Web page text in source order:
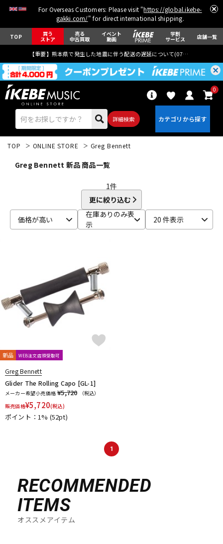
For Overseas Customers: Please visit "https://global.ikebe-
gakki.com/" for direct international shipping.
TOP 買う
ストア
売る
中古買取
イベント
動画
学割
サービス 店舗一覧
【重要】熊本県で発生した地震に伴う配送の遅延について(07月29日
詳細検索
0
キーボード
アンプ
DJ機器
配信/ライブ機器 楽器アクセサリ
中古
TOP ONLINE STORE Greg Bennett
Greg Bennett 新品 商品一覧
1件
更に絞り込む
価格が高い
在庫ありのみ表
示
20 件表示
新品 WEB注文店頭受取可
Greg Bennett
Glider The Rolling Capo [GL-1]
メーカー希望小売価格 ¥5,720
（税込）
販売価格¥5,720(税込)
ポイント：1% (52pt)
1
RECOMMENDED
ITEMS
オススメアイテム